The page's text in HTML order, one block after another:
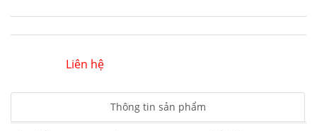
Liên hệ
Thông tin sản phẩm